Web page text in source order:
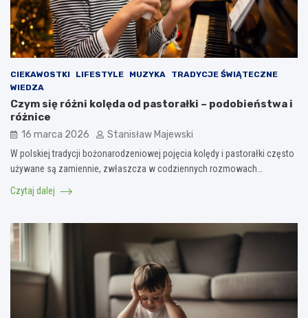
CIEKAWOSTKI LIFESTYLE MUZYKA
TRADYCJE ŚWIĄTECZNE
WIEDZA
Czym się różni kolęda od pastorałki – podobieństwa i
różnice
16 marca 2026 Stanisław Majewski
W polskiej tradycji bożonarodzeniowej pojęcia kolędy i pastorałki często
używane są zamiennie, zwłaszcza w codziennych rozmowach…
Czytaj dalej